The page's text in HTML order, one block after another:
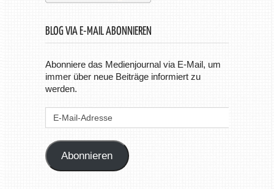
BLOG VIA E-MAIL ABONNIEREN
Abonniere das Medienjournal via E-Mail, um
immer über neue Beiträge informiert zu
werden.
Abonnieren